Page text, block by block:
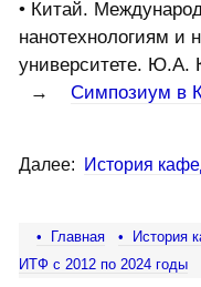
• Китай.
нанотехнологиям и
университете. Ю.А.
→ Симпозиум в
Далее: История
• Главная • История
ИТФ с 2012 по 2024 годы